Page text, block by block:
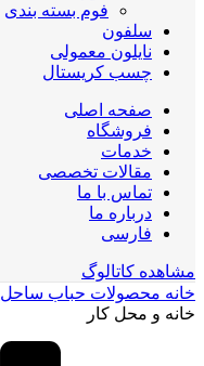
فوم بسته بندی
سلفون
نایلون معمولی
چسب کریستال
صفحه اصلی
فروشگاه
خدمات
مقالات تخصصی
تماس با ما
درباره ما
فارسی
مشاهده کاتالوگ
خانه محصولات حباب ساحل
خانه و محل کار